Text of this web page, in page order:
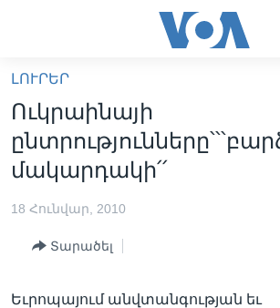
հիմնական
բովանդակությանը
անցնել
հիմնական
բովանդակությանը
բովանդակություն
ԼՈՒՐԵՐ
ՍՓՅՈՒՌՔ
ՄԵՐ ՄԱՍԻՆ
ՈՒԿՐԱԻՆԱԿԱՆ ՊԱՏԵՐԱԶՄ
ԼՈՒՐԵՐ
Ուկրաինայի
մակարդակի՛՛
18 Հունվար, 2010
Տարածել
Եւրոպայում անվտանգության եւ